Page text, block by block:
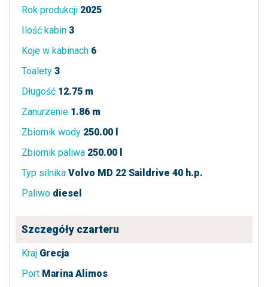
Rok produkcji 2025
Ilość kabin 3
Koje w kabinach 6
Toalety 3
Długość 12.75 m
Zanurzenie 1.86 m
Zbiornik wody 250.00 l
Zbiornik paliwa 250.00 l
Typ silnika Volvo MD 22 Saildrive 40 h.p.
Paliwo diesel
Szczegóły czarteru
Kraj Grecja
Port Marina Alimos